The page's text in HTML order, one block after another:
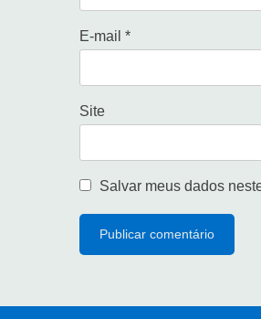
E-mail *
Site
Salvar meus dados